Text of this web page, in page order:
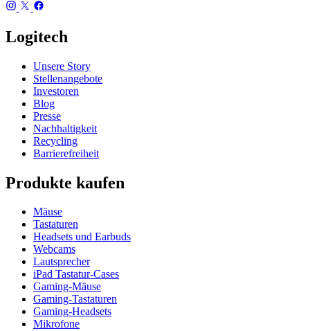
Logitech
Unsere Story
Stellenangebote
Investoren
Blog
Presse
Nachhaltigkeit
Recycling
Barrierefreiheit
Produkte kaufen
Mäuse
Tastaturen
Headsets und Earbuds
Webcams
Lautsprecher
iPad Tastatur-Cases
Gaming-Mäuse
Gaming-Tastaturen
Gaming-Headsets
Mikrofone